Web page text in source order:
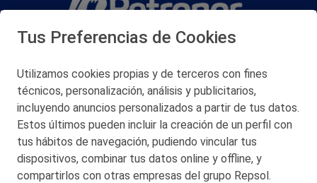
San Martín 5-Edificio Muñatones,
© 2026 Petronor S.A.
CONTACTO
Tus Preferencias de Cookies
Utilizamos cookies propias y de terceros con fines
técnicos, personalización, análisis y publicitarios,
incluyendo anuncios personalizados a partir de tus datos.
Estos últimos pueden incluir la creación de un perfil con
tus hábitos de navegación, pudiendo vincular tus
dispositivos, combinar tus datos online y offline, y
compartirlos con otras empresas del grupo Repsol.